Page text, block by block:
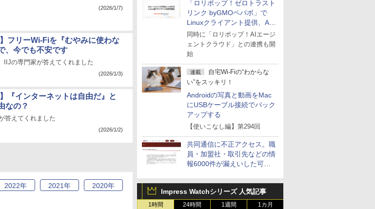
「ロリポップ！ゼロトラスト
リンク byGMOペパボ」で
Linuxクライアント提供、AI
エージェントの接続が容易に
同時に「ロリポップ！AIエージ
ェントクラウド」との連携も開
始
連載
自宅Wi-Fiの“わからな
い”をスッキリ！
Androidの写真と動画をMac
にUSBケーブル接続でバック
アップする
【使いこなし編】第294回
共同通信に不正アクセス。職
員・加盟社・取引先などの情
報6000件が漏えいした可能
Impress Watchシリーズ 人気記事
1時間 24時間 1週間 1カ月
(2026/1/7)
フリーWi-Fiを『むやみに使わな
、今でも不安です
IIJの専門家が答えてくれました
(2026/1/3)
『インターネットは自由だ』と
なの？
答えてくれました
(2026/1/2)
2022年 2021年 2020年